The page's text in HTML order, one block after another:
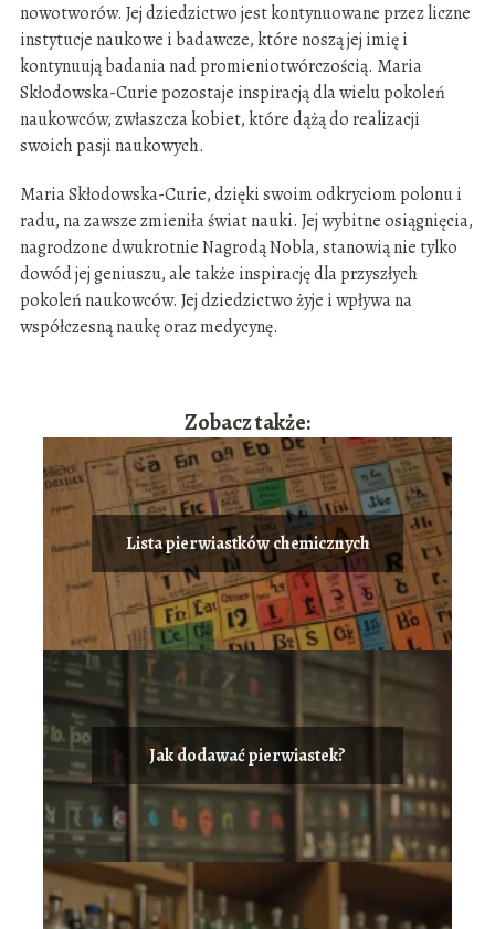
nowotworów. Jej dziedzictwo jest kontynuowane przez liczne
instytucje naukowe i badawcze, które noszą jej imię i
kontynuują badania nad promieniotwórczością. Maria
Skłodowska-Curie pozostaje inspiracją dla wielu pokoleń
naukowców, zwłaszcza kobiet, które dążą do realizacji
swoich pasji naukowych.
Maria Skłodowska-Curie, dzięki swoim odkryciom polonu i
radu, na zawsze zmieniła świat nauki. Jej wybitne osiągnięcia,
nagrodzone dwukrotnie Nagrodą Nobla, stanowią nie tylko
dowód jej geniuszu, ale także inspirację dla przyszłych
pokoleń naukowców. Jej dziedzictwo żyje i wpływa na
współczesną naukę oraz medycynę.
Zobacz także:
Lista pierwiastków chemicznych
Jak dodawać pierwiastek?